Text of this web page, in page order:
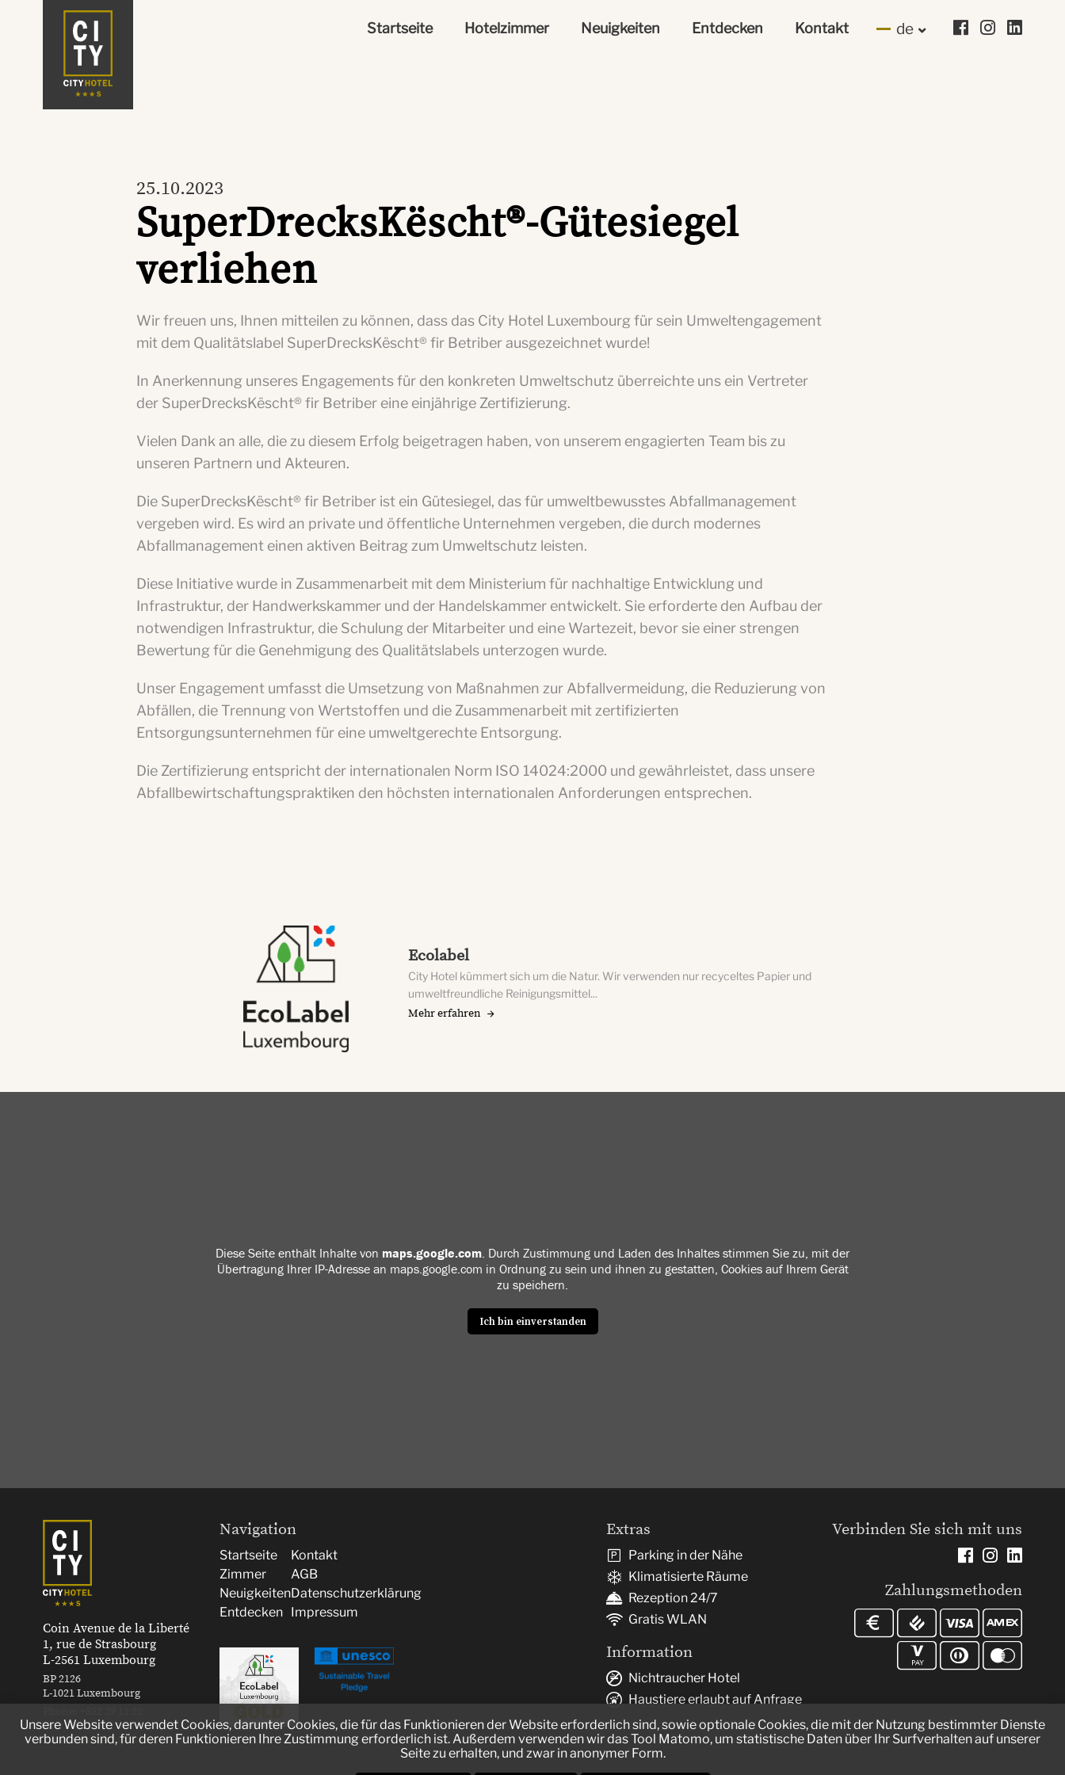
Startseite Hotelzimmer Neuigkeiten Entdecken Kontakt de
25.10.2023
SuperDrecksKëscht®-Gütesiegel
verliehen
Wir freuen uns, Ihnen mitteilen zu können, dass das City Hotel Luxembourg für sein Umweltengagement
mit dem Qualitätslabel SuperDrecksKëscht® fir Betriber ausgezeichnet wurde!
In Anerkennung unseres Engagements für den konkreten Umweltschutz überreichte uns ein Vertreter
der SuperDrecksKëscht® fir Betriber eine einjährige Zertifizierung.
Vielen Dank an alle, die zu diesem Erfolg beigetragen haben, von unserem engagierten Team bis zu
unseren Partnern und Akteuren.
Die SuperDrecksKëscht® fir Betriber ist ein Gütesiegel, das für umweltbewusstes Abfallmanagement
vergeben wird. Es wird an private und öffentliche Unternehmen vergeben, die durch modernes
Abfallmanagement einen aktiven Beitrag zum Umweltschutz leisten.
Diese Initiative wurde in Zusammenarbeit mit dem Ministerium für nachhaltige Entwicklung und
Infrastruktur, der Handwerkskammer und der Handelskammer entwickelt. Sie erforderte den Aufbau der
notwendigen Infrastruktur, die Schulung der Mitarbeiter und eine Wartezeit, bevor sie einer strengen
Bewertung für die Genehmigung des Qualitätslabels unterzogen wurde.
Unser Engagement umfasst die Umsetzung von Maßnahmen zur Abfallvermeidung, die Reduzierung von
Abfällen, die Trennung von Wertstoffen und die Zusammenarbeit mit zertifizierten
Entsorgungsunternehmen für eine umweltgerechte Entsorgung.
Die Zertifizierung entspricht der internationalen Norm ISO 14024:2000 und gewährleistet, dass unsere
Abfallbewirtschaftungspraktiken den höchsten internationalen Anforderungen entsprechen.
Ecolabel
City Hotel kümmert sich um die Natur. Wir verwenden nur recyceltes Papier und
umweltfreundliche Reinigungsmittel...
Mehr erfahren
Coin Avenue de la Liberté
1, rue de Strasbourg
L-2561 Luxembourg
BP 2126
L-1021 Luxembourg
Fax:+352 29 11 33
Email:mail@cityhotel.lu
Navigation
Startseite
Zimmer
Neuigkeiten
Entdecken
Kontakt
AGB
Datenschutzerklärung
Impressum
Extras
Parking in der Nähe
Klimatisierte Räume
Rezeption 24/7
Gratis WLAN
Information
Nichtraucher Hotel
Haustiere erlaubt auf Anfrage
Verbinden Sie sich mit uns
Zahlungsmethoden
Unsere Website verwendet Cookies, darunter Cookies, die für das Funktionieren der Website erforderlich sind, sowie optionale Cookies, die mit der Nutzung bestimmter Dienste
verbunden sind, für deren Funktionieren Ihre Zustimmung erforderlich ist. Außerdem verwenden wir das Tool Matomo, um statistische Daten über Ihr Surfverhalten auf unserer
Seite zu erhalten, und zwar in anonymer Form.